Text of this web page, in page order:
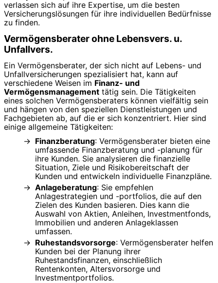
verlassen sich auf ihre Expertise, um die besten
Versicherungslösungen für ihre individuellen Bedürfnisse
zu finden.
Vermögensberater ohne Lebensvers. u.
Unfallvers.
Ein Vermögensberater, der sich nicht auf Lebens- und
Unfallversicherungen spezialisiert hat, kann auf
verschiedene Weisen im Finanz- und
Vermögensmanagement tätig sein. Die Tätigkeiten
eines solchen Vermögensberaters können vielfältig sein
und hängen von den speziellen Dienstleistungen und
Fachgebieten ab, auf die er sich konzentriert. Hier sind
einige allgemeine Tätigkeiten:
Finanzberatung: Vermögensberater bieten eine
umfassende Finanzberatung und -planung für
ihre Kunden. Sie analysieren die finanzielle
Situation, Ziele und Risikobereitschaft der
Kunden und entwickeln individuelle Finanzpläne.
Anlageberatung: Sie empfehlen
Anlagestrategien und -portfolios, die auf den
Zielen des Kunden basieren. Dies kann die
Auswahl von Aktien, Anleihen, Investmentfonds,
Immobilien und anderen Anlageklassen
umfassen.
Ruhestandsvorsorge: Vermögensberater helfen
Kunden bei der Planung ihrer
Ruhestandsfinanzen, einschließlich
Rentenkonten, Altersvorsorge und
Investmentportfolios.